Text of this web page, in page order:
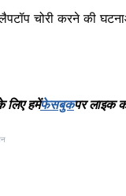
चोरी करने की
लिए हमेंफेसबुकपर लाइक